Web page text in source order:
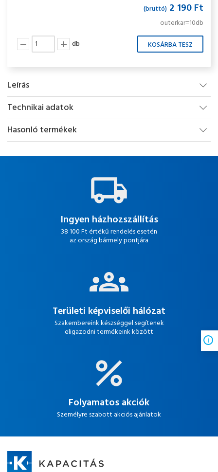
(bruttó) 2 190 Ft
outerkar=10db
db
Leírás
Technikai adatok
Hasonló termékek
Ingyen házhozszállítás
38 100 Ft értékű rendelés esetén
az ország bármely pontjára
Területi képviselői hálózat
Szakembereink készséggel segítenek
eligazodni termékeink között
Folyamatos akciók
Személyre szabott akciós ajánlatok